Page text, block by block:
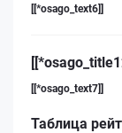
[[*osago_text6]]
[[*osago_text7]]
Таблица